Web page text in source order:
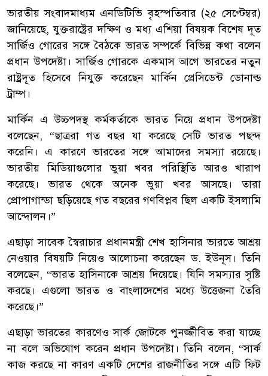
ভারতীয় সংবাদমাধ্যম এনডিটিভি বৃহস্পতিবার (২৫ সেপ্টেম্বর)
জানিয়েছে, যুক্তরাষ্ট্রের দক্ষিণ ও মধ্য এশিয়া বিষয়ক বিশেষ দূত
সার্জিও গোরের সঙ্গে বৈঠকে ভারত সম্পর্কে বিভিন্ন কথা বলেন
প্রধান উপদেষ্টা। সার্জিও গোরকে একমাস আগে ভারতের নতুন
রাষ্ট্রদূত হিসেবে নিযুক্ত করেছেন মার্কিন প্রেসিডেন্ট ডোনাল্ড
ট্রাম্প।
মার্কিন এ উচ্চপদস্থ কর্মকর্তাকে ভারত নিয়ে প্রধান উপদেষ্টা
বলেছেন, “ছাত্ররা গত বছর যা করেছে সেটি ভারত পছন্দ
করেনি। এ কারণে ভারতের সঙ্গে আমাদের সমস্যা রয়েছে।
ভারতীয় মিডিয়াগুলোর ভুয়া খবর পরিস্থিতি আরও খারাপ
করেছে। ভারত থেকে অনেক ভুয়া খবর আসছে। তারা
প্রোপাগান্ডা ছড়িয়েছে গত বছরের গণবিপ্লব ছিল একটি ইসলামি
আন্দোলন।”
এছাড়া সাবেক স্বৈরাচার প্রধানমন্ত্রী শেখ হাসিনার ভারতে আশ্রয়
নেওয়ার বিষয়টি নিয়েও আলোচনা করেছেন ড. ইউনূস। তিনি
বলেছেন, “ভারত হাসিনাকে আশ্রয় দিয়েছে। যিনি সমস্যার সৃষ্টি
করছে। এগুলো ভারত ও বাংলাদেশের মধ্যে উত্তেজনা তৈরি
করেছে।”
এছাড়া ভারতের কারণেও সার্ক জোটকে পুনর্জ্জীবিত করা যাচ্ছে
না বলে অভিযোগ করেন প্রধান উপদেষ্টা। তিনি বলেন, “সার্ক
কাজ করছে না কারণ একটি দেশের রাজনীতির সঙ্গে এটি ফিট